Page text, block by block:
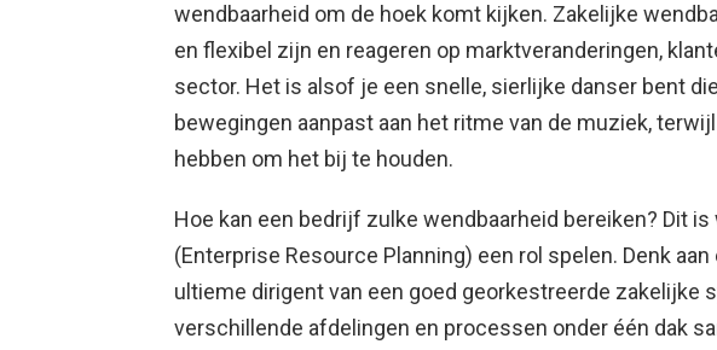
wendbaarheid om de hoek komt kijken. Zakelijke
en flexibel zijn en reageren op marktveranderingen,
sector. Het is alsof je een snelle, sierlijke danser bent
bewegingen aanpast aan het ritme van de muziek,
hebben om het bij te houden.
Hoe kan een bedrijf zulke wendbaarheid bereiken? Dit is
(Enterprise Resource Planning) een rol spelen. Denk
ultieme dirigent van een goed georkestreerde zakelijke
verschillende afdelingen en processen onder één dak